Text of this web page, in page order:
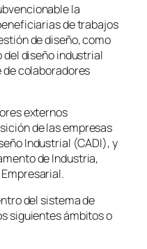
la
de trabajos
de diseño, como
diseño industrial
de colaboradores
externos
de las empresas
Industrial (CADI), y
de Industria,
del sistema de
siguientes ámbitos o